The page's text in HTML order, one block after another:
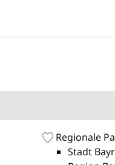
Regionale
Stadt